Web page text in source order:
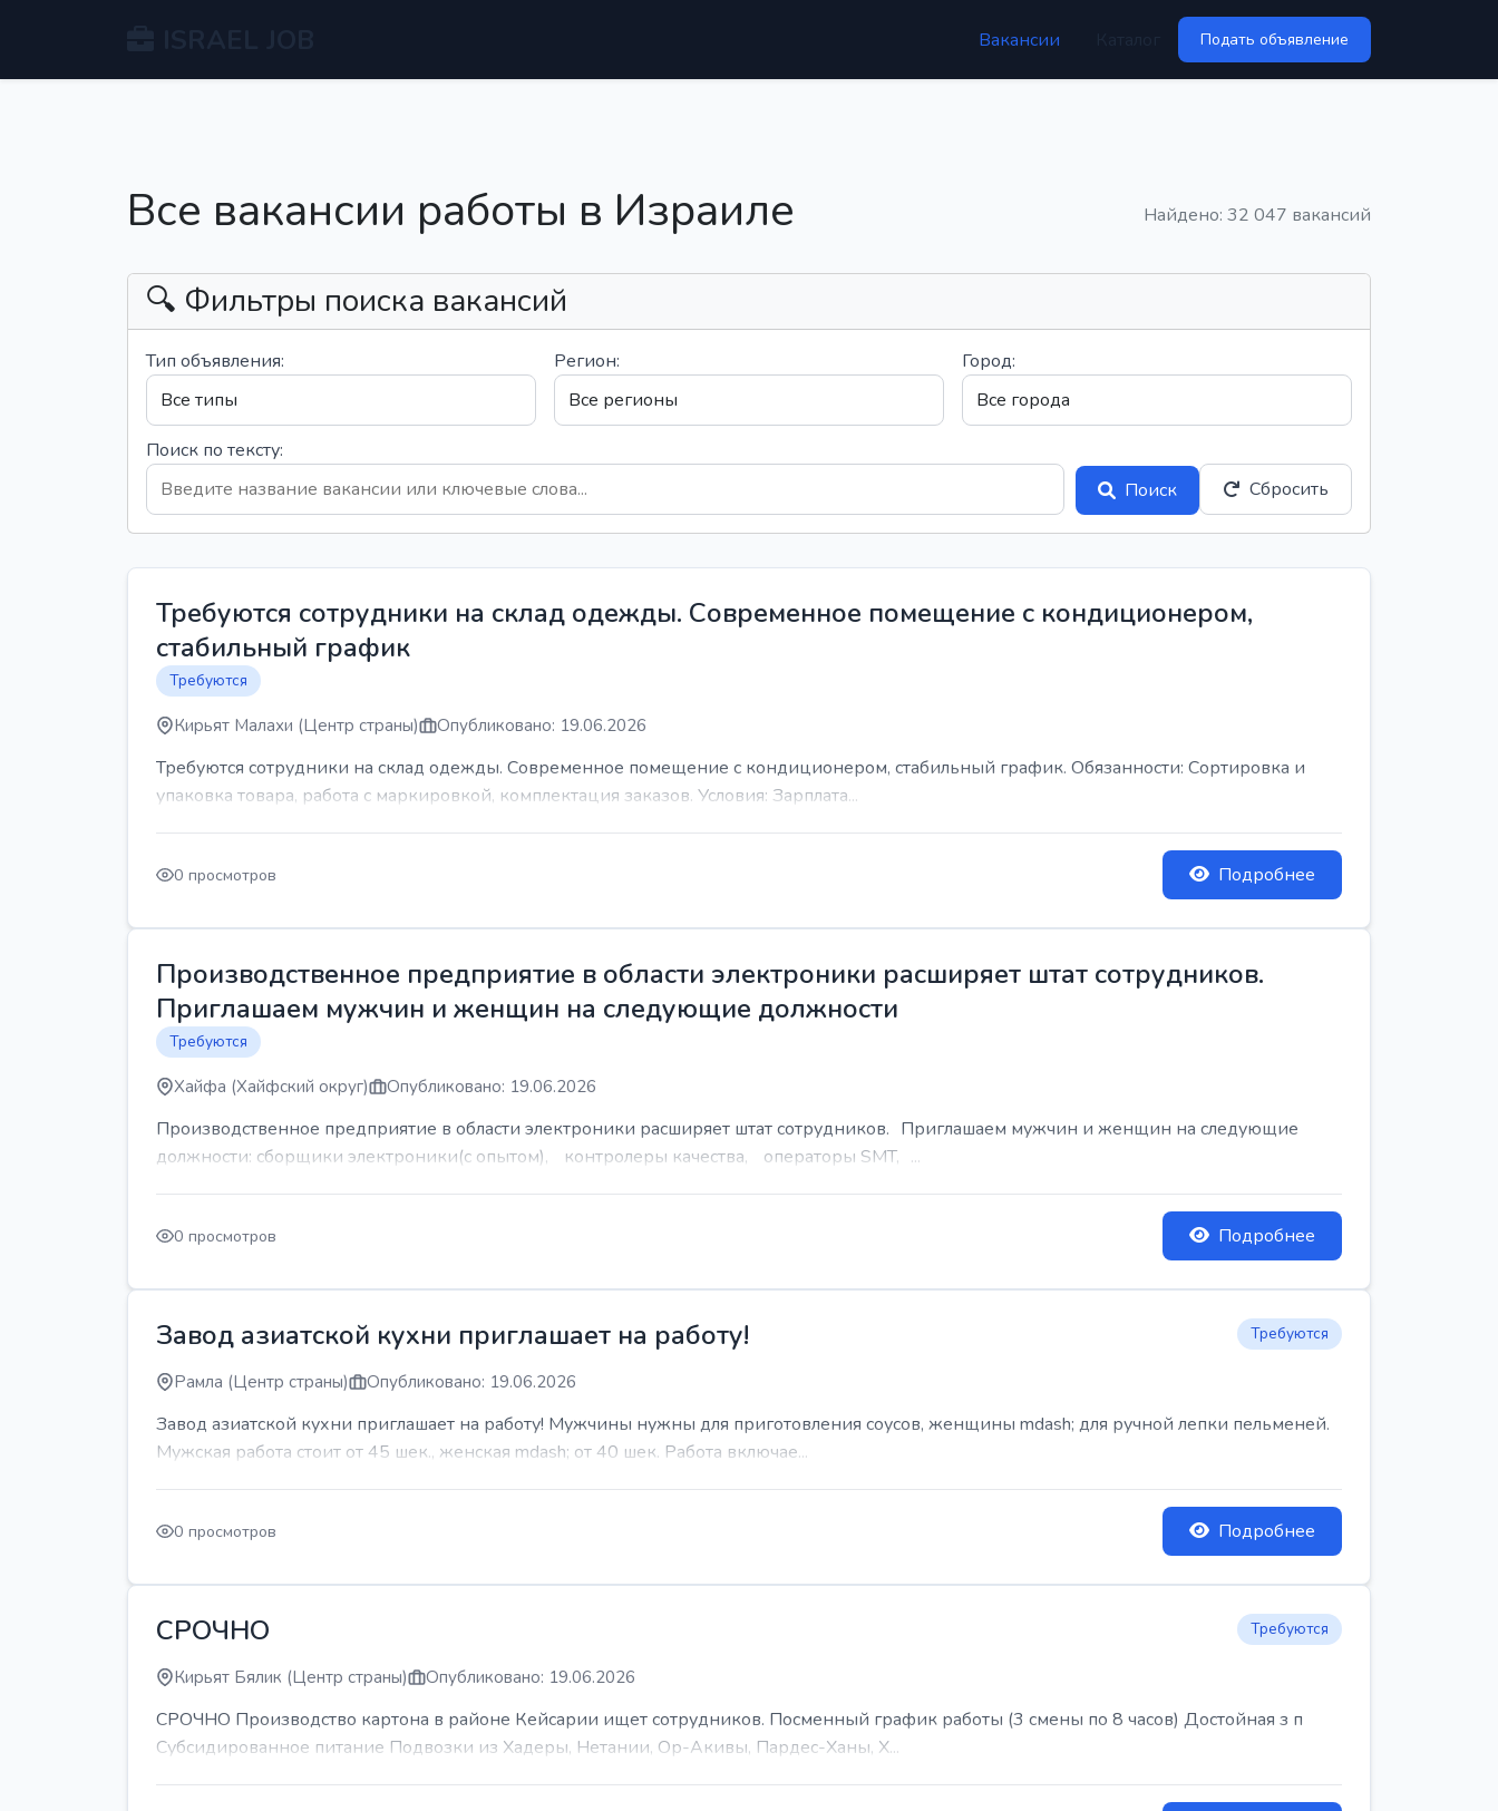
Вакансии Подать объявление
Все вакансии работы в Израиле Найдено: 32 047 вакансий
🔍 Фильтры поиска вакансий
Тип объявления: Регион: Город:
Поиск по тексту:
Поиск
Сбросить
Требуются сотрудники на склад одежды. Современное помещение с кондиционером,
стабильный график
Требуются
Кирьят Малахи (Центр страны) Опубликовано: 19.06.2026
Требуются сотрудники на склад одежды. Современное помещение с кондиционером, стабильный график. Обязанности: Сортировка и
упаковка товара, работа с маркировкой, комплектация заказов. Условия: Зарплата...
0 просмотров Подробнее
Производственное предприятие в области электроники расширяет штат сотрудников.
Приглашаем мужчин и женщин на следующие должности
Требуются
Хайфа (Хайфский округ) Опубликовано: 19.06.2026
Производственное предприятие в области электроники расширяет штат сотрудников. Приглашаем мужчин и женщин на следующие
должности: сборщики электроники(с опытом), контролеры качества, операторы SMT, ...
0 просмотров Подробнее
Завод азиатской кухни приглашает на работу! Требуются
Рамла (Центр страны) Опубликовано: 19.06.2026
Завод азиатской кухни приглашает на работу! Мужчины нужны для приготовления соусов, женщины mdash; для ручной лепки пельменей.
Мужская работа стоит от 45 шек., женская mdash; от 40 шек. Работа включае...
0 просмотров Подробнее
СРОЧНО Требуются
Кирьят Бялик (Центр страны) Опубликовано: 19.06.2026
СРОЧНО Производство картона в районе Кейсарии ищет сотрудников. Посменный график работы (3 смены по 8 часов) Достойная з п
Субсидированное питание Подвозки из Хадеры, Нетании, Ор-Акивы, Пардес-Ханы, Х...